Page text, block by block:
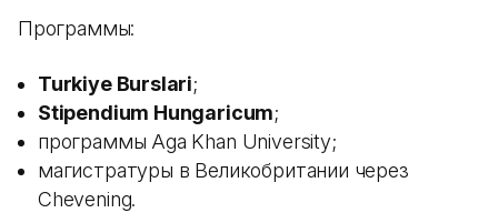
Программы:
Turkiye Burslari;
Stipendium Hungaricum;
программы Aga Khan University;
магистратуры в Великобритании через
Chevening.